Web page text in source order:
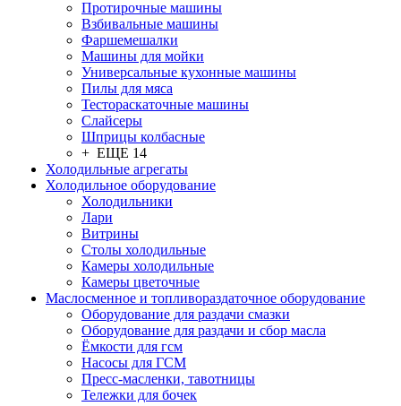
Протирочные машины
Взбивальные машины
Фаршемешалки
Машины для мойки
Универсальные кухонные машины
Пилы для мяса
Тестораскаточные машины
Слайсеры
Шприцы колбасные
+ ЕЩЕ 14
Холодильные агрегаты
Холодильное оборудование
Холодильники
Лари
Витрины
Столы холодильные
Камеры холодильные
Камеры цветочные
Маслосменное и топливораздаточное оборудование
Оборудование для раздачи смазки
Оборудование для раздачи и сбор масла
Ёмкости для гсм
Насосы для ГСМ
Пресс-масленки, тавотницы
Тележки для бочек